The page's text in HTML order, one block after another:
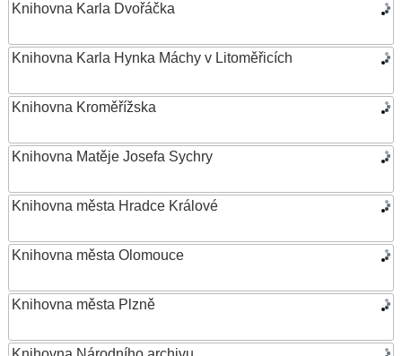
Knihovna Karla Dvořáčka
Knihovna Karla Hynka Máchy v Litoměřicích
Knihovna Kroměřížska
Knihovna Matěje Josefa Sychry
Knihovna města Hradce Králové
Knihovna města Olomouce
Knihovna města Plzně